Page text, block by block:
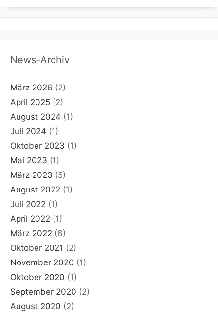
News-Archiv
März 2026 (2)
April 2025 (2)
August 2024 (1)
Juli 2024 (1)
Oktober 2023 (1)
Mai 2023 (1)
März 2023 (5)
August 2022 (1)
Juli 2022 (1)
April 2022 (1)
März 2022 (6)
Oktober 2021 (2)
November 2020 (1)
Oktober 2020 (1)
September 2020 (2)
August 2020 (2)